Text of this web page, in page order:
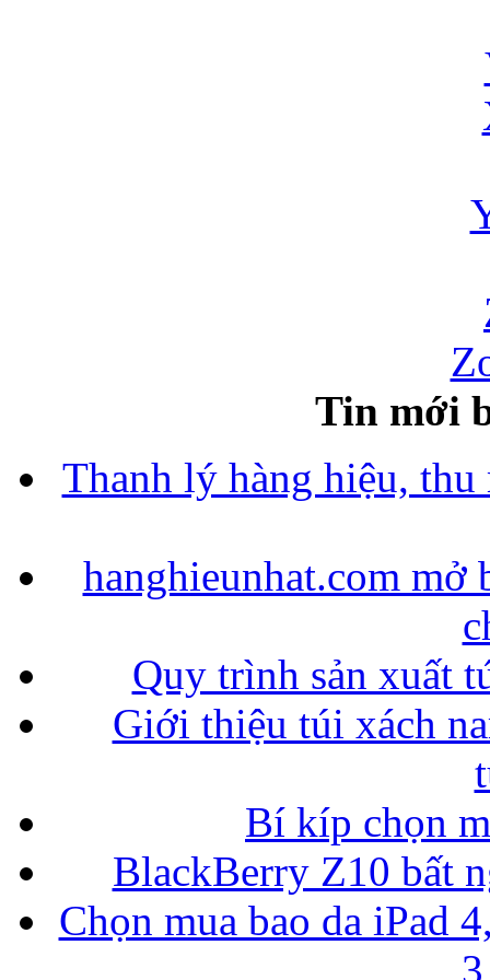
Tin mới
Thanh lý hàng hiệu,
hanghieunhat.com mở
Quy trình sản xuất
Giới thiệu túi xách
Bí kíp chọn
BlackBerry Z10 bất
Chọn mua bao da iPad